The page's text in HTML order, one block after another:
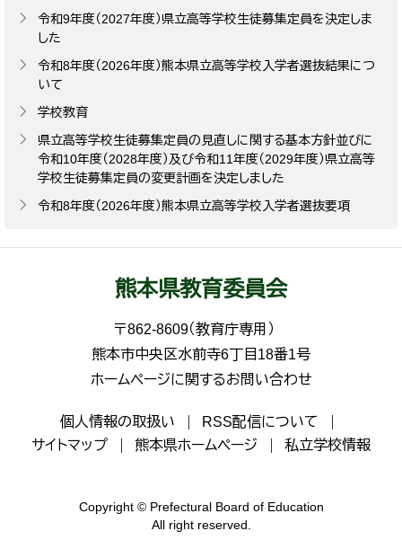
令和9年度（2027年度）県立高等学校生徒募集定員を決定しま
した
令和8年度（2026年度）熊本県立高等学校入学者選抜結果につ
いて
学校教育
県立高等学校生徒募集定員の見直しに関する基本方針並びに
令和10年度（2028年度）及び令和11年度（2029年度）県立高等
学校生徒募集定員の変更計画を決定しました
令和8年度（2026年度）熊本県立高等学校入学者選抜要項
熊本県教育委員会
〒862-8609（教育庁専用）
熊本市中央区水前寺6丁目18番1号
ホームページに関するお問い合わせ
個人情報の取扱い
RSS配信について
サイトマップ
熊本県ホームページ 私立学校情報
Copyright © Prefectural Board of Education
All right reserved.